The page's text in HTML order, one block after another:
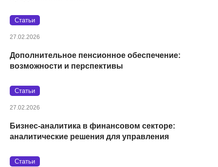
Статьи
27.02.2026
Дополнительное пенсионное обеспечение:
возможности и перспективы
Статьи
27.02.2026
Бизнес-аналитика в финансовом секторе:
аналитические решения для управления
Статьи